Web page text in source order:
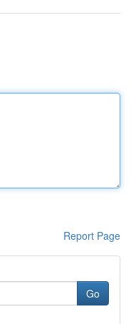
Report Page
Go